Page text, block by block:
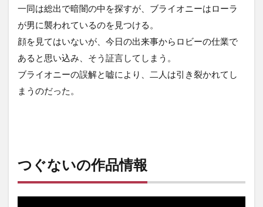
一同は総出で暗闇の中を探すが、ブライオニーはローラ
が男に襲われているのを見つける。
顔を見てはいないが、今日の出来事からロビーの仕業で
あると思い込み、そう証言してしまう。
ブライオニーの誤解と嘘により、二人は引き裂かれてし
まうのだった。
つぐないの作品情報